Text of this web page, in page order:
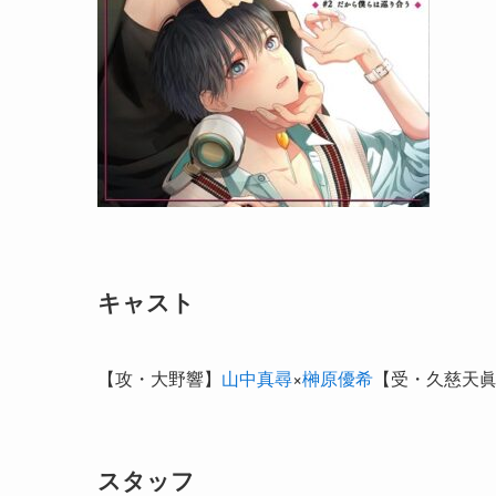
キャスト
【攻・大野響】 山中真尋×榊原優希 【受・久慈天
スタッフ